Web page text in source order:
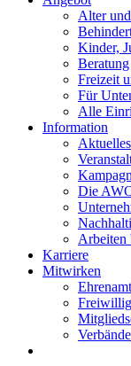
Alter
Kinder,
Beratung
Freizeit
Für
Alle
Information
Aktuelles
Die
Arbeiten
Karriere
Mitwirken
Ehrenamt
Verbände